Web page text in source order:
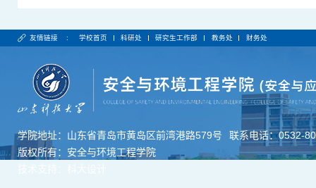
友情链接 : 学校首页 科研处 研究生工作部 教务处 财务处
学院地址：山东省青岛市黄岛区前湾港路579号
联系电话：0532-
版权所有：安全与环境工程学院